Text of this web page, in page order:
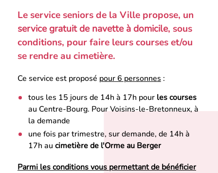
Le service seniors de la Ville propose, un
service gratuit de navette à domicile, sous
conditions, pour faire leurs courses et/ou
se rendre au cimetière.
Ce service est proposé pour 6 personnes :
tous les 15 jours de 14h à 17h pour les courses
au Centre-Bourg. Pour Voisins-le-Bretonneux, à
la demande
une fois par trimestre, sur demande, de 14h à
17h au cimetière de l'Orme au Berger
Parmi les conditions vous permettant de bénéficier